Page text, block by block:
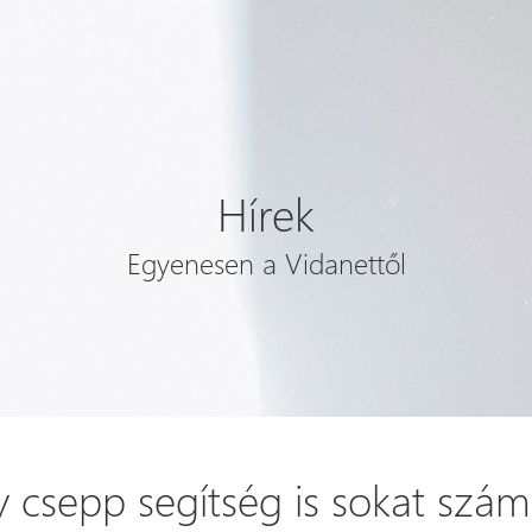
Hírek
Egyenesen a Vidanettől
csepp segítség is sokat